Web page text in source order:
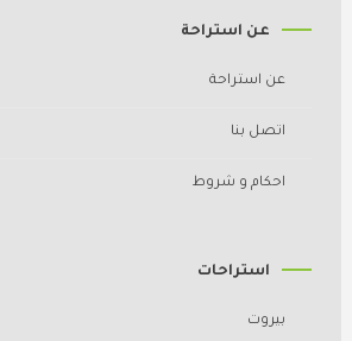
عن استراحة
عن استراحة
اتصل بنا
احكام و شروط
استراحات
بيروت